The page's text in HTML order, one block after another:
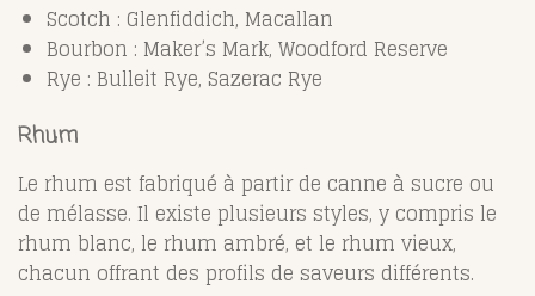
Scotch : Glenfiddich, Macallan
Bourbon : Maker’s Mark, Woodford Reserve
Rye : Bulleit Rye, Sazerac Rye
Rhum
Le rhum est fabriqué à partir de canne à sucre ou
de mélasse. Il existe plusieurs styles, y compris le
rhum blanc, le rhum ambré, et le rhum vieux,
chacun offrant des profils de saveurs différents.